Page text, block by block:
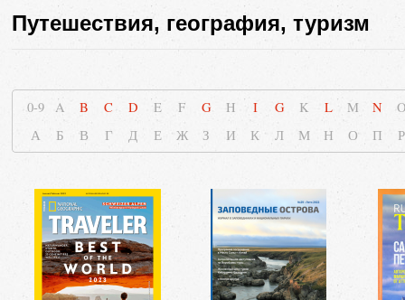
Путешествия, география, туризм
0-9 A B C D E F G H I G K L M N
А
Б В Г Д Е Ж З И К Л М Н О П Р